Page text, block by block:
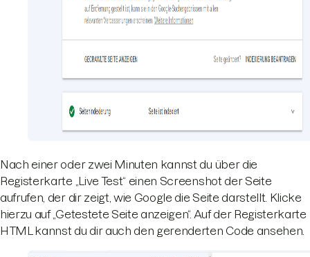
Nach einer oder zwei Minuten kannst du über die
Registerkarte „Live Test“ einen Screenshot der Seite
aufrufen, der dir zeigt, wie Google die Seite darstellt. Klicke
hierzu auf „Getestete Seite anzeigen“. Auf der Registerkarte
HTML kannst du dir auch den gerenderten Code ansehen.